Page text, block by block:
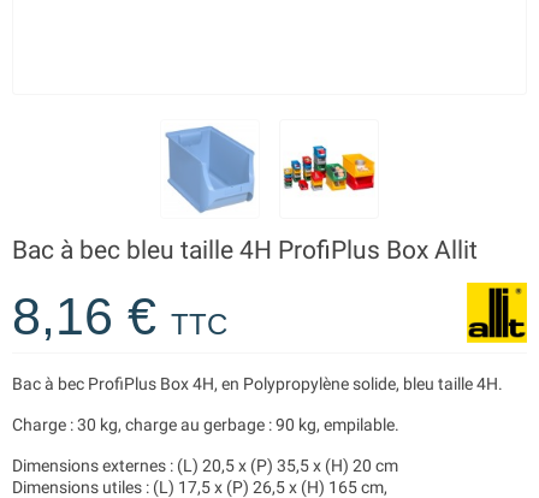
Bac à bec bleu taille 4H ProfiPlus Box Allit
8,16 € TTC
Bac à bec ProfiPlus Box 4H, en Polypropylène solide, bleu taille 4H.
Charge : 30 kg, charge au gerbage : 90 kg, empilable.
Dimensions externes : (L) 20,5 x (P) 35,5 x (H) 20 cm
Dimensions utiles : (L) 17,5 x (P) 26,5 x (H) 165 cm,